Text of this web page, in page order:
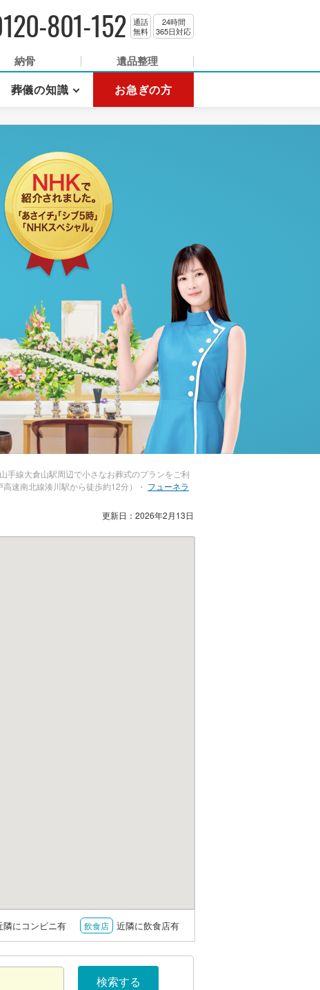
801-152
通話
無料
24時間
365日対応
納骨 遺品整理
葬儀の知識 お急ぎの方
手線大倉山駅周辺で小さなお葬式のプランをご利
高速南北線湊川駅から徒歩約12分）・ フューネラ
更新日：2026年2月13日
隣にコンビニ有 飲食店 近隣に飲食店有
検索する